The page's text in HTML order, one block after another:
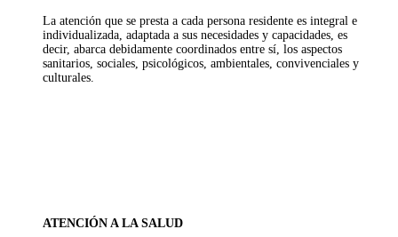
La atención que se presta a cada persona residente es integral e
individualizada, adaptada a sus necesidades y capacidades, es
decir, abarca debidamente coordinados entre sí, los aspectos
sanitarios, sociales, psicológicos, ambientales, convivenciales y
culturales.
ATENCIÓN A LA SALUD